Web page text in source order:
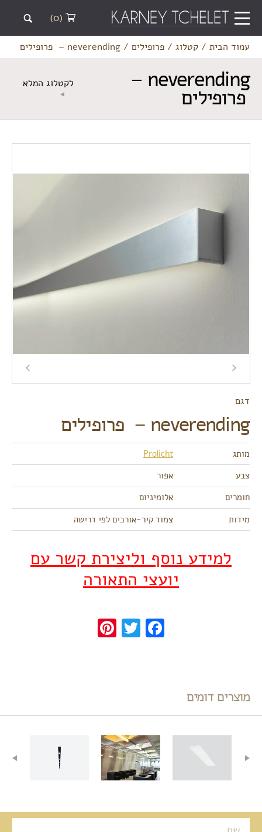
(0)
עמוד הבית/ קטלוג/ פרופילים/ neverending – פרופילים
neverending –
פרופילים לקטלוג המלא
דגם
neverending – פרופילים
מותג
Prolicht
צבע
אפור
חומרים
אלומיניום
מידות
צמוד קיר-אורכים לפי דרישה
למידע נוסף וליצירת קשר עם
יועצי התאורה
Facebook
Twitter
Pinterest
מוצרים דומים